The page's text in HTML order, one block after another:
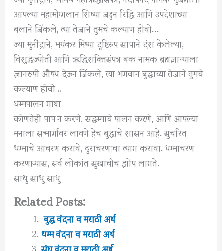
आपल्या महामोग्गलान शिष्या जडुन रिद्धि आणि उपदेशाच्या
बलाने जिंकले, त्या तेजाने तुमचे कल्याण होवो…
ज्या मुनींद्राने, भयंकर मिथ्या दृष्टिरुप सापाने दंश केलेल्या,
विशुद्धज्योती आणि ॠद्धिशक्तिसंपन्न बक नामक ब्रह्मज्ञान्याला
ज्ञानरुपी औषध देऊन जिंकले, त्या भगवान बुद्धाच्या तेजाने तुमचे
कल्याण होवो…
धम्मपालन गाथा
कोणतेही पाप न करणे, सद्धम्माचे पालन करणे, आणि आपल्या
मनाला सन्मार्गावर लावणे हेच बुद्धाचे शासन आहे. सुचरित
धम्माचे आचरण करावे, दुराचरणाचा त्याग करावा. धम्माचरण
करणाऱ्यास, सर्व लोकांत सुखाचीच झोप लागते.
साधु साधु साधु
Related Posts:
बुद्ध वंदना व मराठी अर्थ
धम्म वंदना व मराठी अर्थ